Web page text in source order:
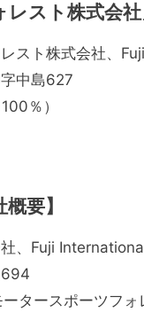
スト株式会社
スト株式会社、
中島627
％）
要】
、Fuji
694
タースポーツフォ